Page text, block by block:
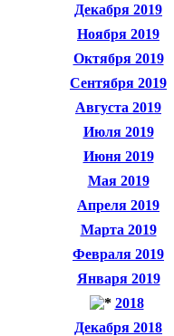
Декабря 2019
Ноября 2019
Октября 2019
Сентября 2019
Августа 2019
Июля 2019
Июня 2019
Мая 2019
Апреля 2019
Марта 2019
Февраля 2019
Января 2019
2018
Декабря 2018